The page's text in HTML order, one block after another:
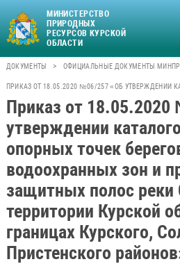
МИНИСТЕРСТВО
ПРИРОДНЫХ
РЕСУРСОВ КУРСКОЙ
ОБЛАСТИ
ДОКУМЕНТЫ > ОФИЦИАЛЬНЫЕ ДОКУМЕНТЫ
ПРИКАЗ ОТ 18.05.2020 №06/257 «ОБ
Приказ от
утверждении
опорных точек
водоохранных зон и
защитных полос реки
территории Курской
границах Курского,
Пристенского